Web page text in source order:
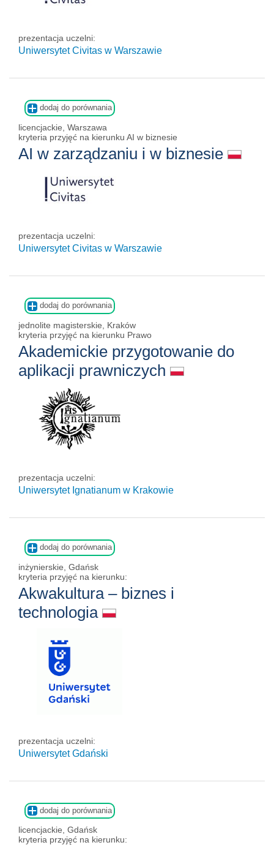
prezentacja uczelni:
Uniwersytet Civitas w Warszawie
dodaj do porównania
licencjackie, Warszawa
kryteria przyjęć na kierunku AI w biznesie
AI w zarządzaniu i w biznesie
prezentacja uczelni:
Uniwersytet Civitas w Warszawie
dodaj do porównania
jednolite magisterskie, Kraków
kryteria przyjęć na kierunku Prawo
Akademickie przygotowanie do
aplikacji prawniczych
prezentacja uczelni:
Uniwersytet Ignatianum w Krakowie
dodaj do porównania
inżynierskie, Gdańsk
kryteria przyjęć na kierunku:
Akwakultura – biznes i
technologia
prezentacja uczelni:
Uniwersytet Gdański
dodaj do porównania
licencjackie, Gdańsk
kryteria przyjęć na kierunku: